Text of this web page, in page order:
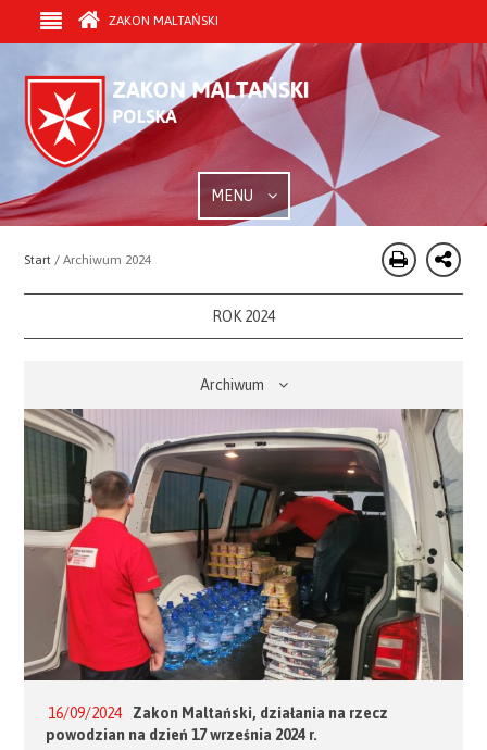
ZAKON MALTAŃSKI
MENU
Start / Archiwum 2024
ROK 2024
Archiwum
16/09/2024
Zakon Maltański, działania na rzecz
powodzian na dzień 17 września 2024 r.